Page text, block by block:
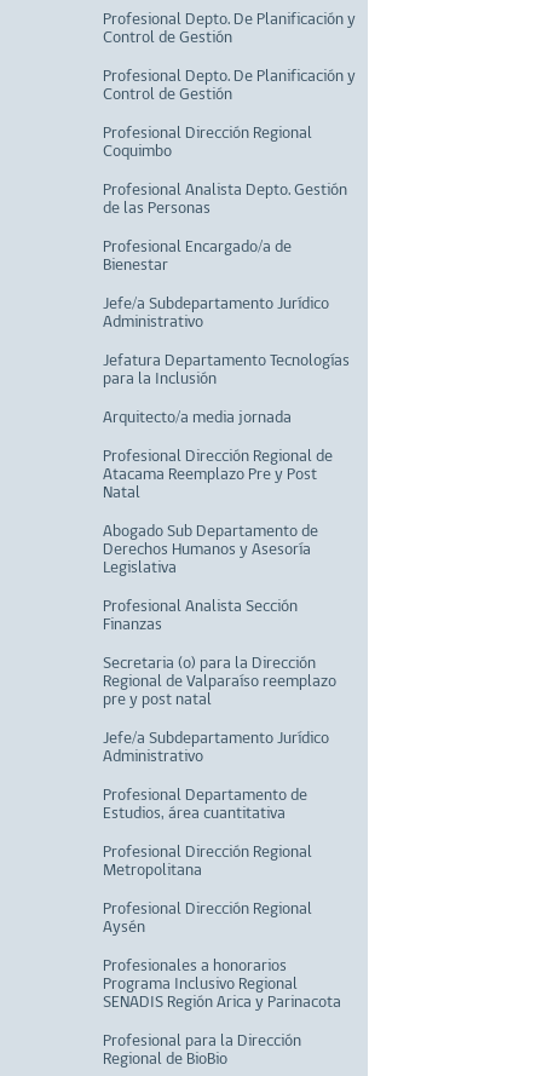
Profesional Depto. De Planificación y
Control de Gestión
Profesional Depto. De Planificación y
Control de Gestión
Profesional Dirección Regional
Coquimbo
Profesional Analista Depto. Gestión
de las Personas
Profesional Encargado/a de
Bienestar
Jefe/a Subdepartamento Jurídico
Administrativo
Jefatura Departamento Tecnologías
para la Inclusión
Arquitecto/a media jornada
Profesional Dirección Regional de
Atacama Reemplazo Pre y Post
Natal
Abogado Sub Departamento de
Derechos Humanos y Asesoría
Legislativa
Profesional Analista Sección
Finanzas
Secretaria (o) para la Dirección
Regional de Valparaíso reemplazo
pre y post natal
Jefe/a Subdepartamento Jurídico
Administrativo
Profesional Departamento de
Estudios, área cuantitativa
Profesional Dirección Regional
Metropolitana
Profesional Dirección Regional
Aysén
Profesionales a honorarios
Programa Inclusivo Regional
SENADIS Región Arica y Parinacota
Profesional para la Dirección
Regional de BioBio